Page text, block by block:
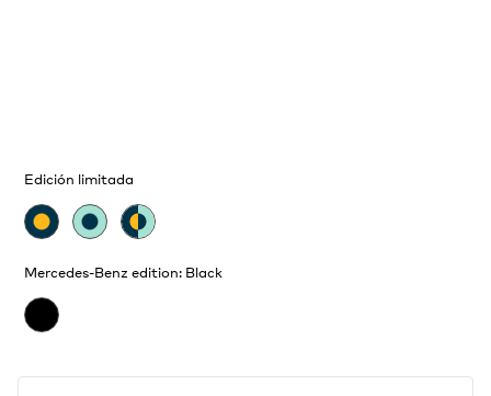
Edición limitada
Mercedes-Benz edition: Black